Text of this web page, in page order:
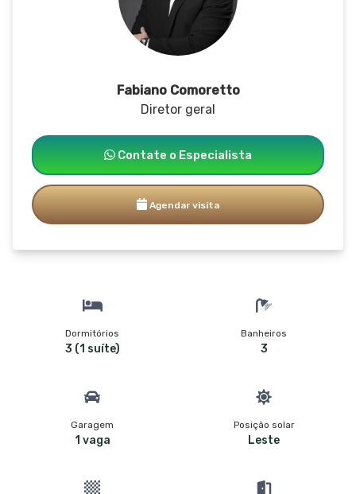
Fabiano Comoretto
Diretor geral
Contate o Especialista
Agendar visita
Dormitórios
3 (1 suíte)
Banheiros
3
Garagem
1 vaga
Posição solar
Leste